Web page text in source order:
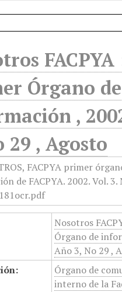
FACPYA
Órgano de
,
29 , Agosto
Nosotros
Órgano de
Año 3, No 29 ,
Órgano de
interno de la